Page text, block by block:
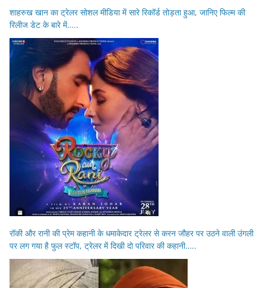
शाहरुख खान का ट्रेलर सोशल मीडिया में सारे रिकॉर्ड तोड़ता हुआ, जानिए फिल्म की
रिलीज डेट के बारे में…..
रॉकी और रानी की प्रेम कहानी के धमाकेदार ट्रेलर से करन जौहर पर उठने वाली उंगली
पर लग गया है फुल स्टॉप, ट्रेलर में दिखी दो परिवार की कहानी…..